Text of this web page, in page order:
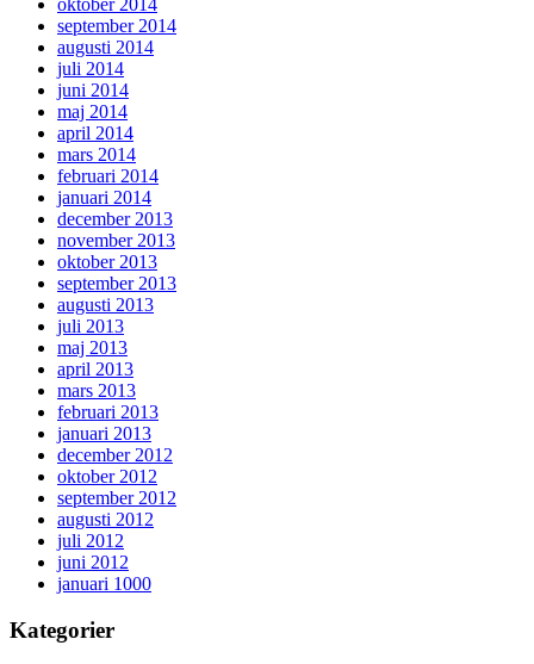
oktober 2014
september 2014
augusti 2014
juli 2014
juni 2014
maj 2014
april 2014
mars 2014
februari 2014
januari 2014
december 2013
november 2013
oktober 2013
september 2013
augusti 2013
juli 2013
maj 2013
april 2013
mars 2013
februari 2013
januari 2013
december 2012
oktober 2012
september 2012
augusti 2012
juli 2012
juni 2012
januari 1000
Kategorier